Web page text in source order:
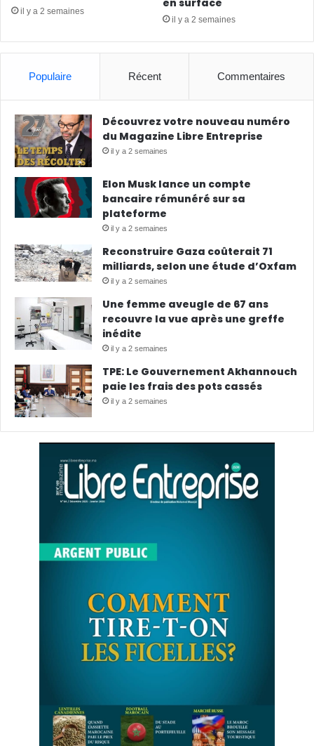
il y a 2 semaines
il y a 2 semaines
Populaire Récent Commentaires
Découvrez votre nouveau numéro
du Magazine Libre Entreprise
il y a 2 semaines
Elon Musk lance un compte
bancaire rémunéré sur sa
plateforme
il y a 2 semaines
Reconstruire Gaza coûterait 71
milliards, selon une étude d’Oxfam
il y a 2 semaines
Une femme aveugle de 67 ans
recouvre la vue après une greffe
inédite
il y a 2 semaines
TPE: Le Gouvernement Akhannouch
paie les frais des pots cassés
il y a 2 semaines